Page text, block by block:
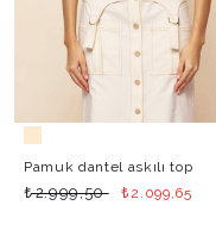
Pamuk dantel askılı top
₺2.999,50 ₺2.099,65